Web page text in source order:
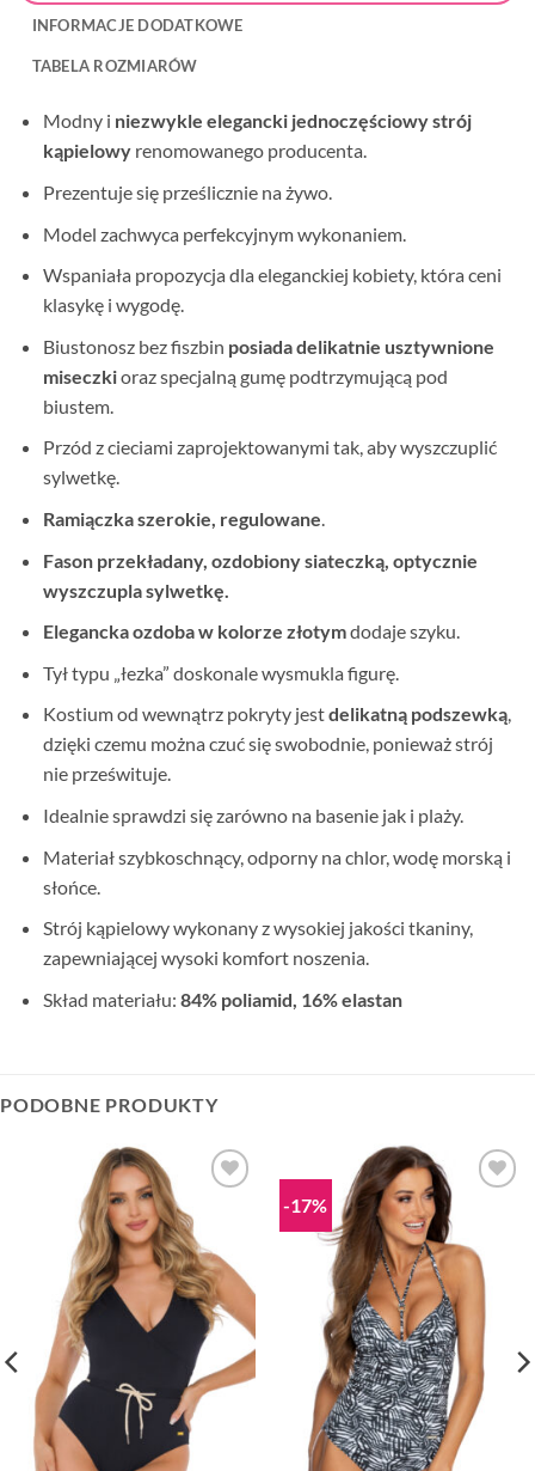
INFORMACJE DODATKOWE
TABELA ROZMIARÓW
Modny i niezwykle elegancki jednoczęściowy strój
kąpielowyrenomowanego producenta.
Prezentuje się prześlicznie na żywo.
Model zachwyca perfekcyjnym wykonaniem.
Wspaniała propozycja dla eleganckiej kobiety, która ceni
klasykę i wygodę.
Biustonosz bez fiszbin posiada delikatnie usztywnione
miseczkioraz specjalną gumę podtrzymującą pod
biustem.
Przód z cieciami zaprojektowanymi tak, aby wyszczuplić
sylwetkę.
Ramiączka szerokie, regulowane.
Fason przekładany, ozdobiony siateczką, optycznie
wyszczupla sylwetkę.
Elegancka ozdoba w kolorze złotymdodaje szyku.
Tył typu „łezka” doskonale wysmukla figurę.
Kostium od wewnątrz pokryty jestdelikatną podszewką,
dzięki czemu można czuć się swobodnie, ponieważ strój
nie prześwituje.
Idealnie sprawdzi się zarówno na basenie jak i plaży.
Materiał szybkoschnący, odporny na chlor, wodę morską i
słońce.
Strój kąpielowy wykonany z wysokiej jakości tkaniny,
zapewniającej wysoki komfort noszenia.
Skład materiału: 84% poliamid, 16% elastan
PODOBNE PRODUKTY
-17%